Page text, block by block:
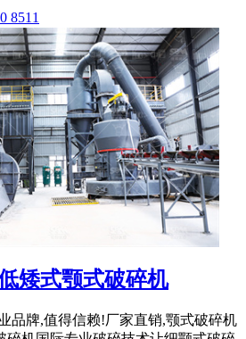
8511
矮式颚式破碎机
品牌,值得信赖!厂家直销,颚式破碎机